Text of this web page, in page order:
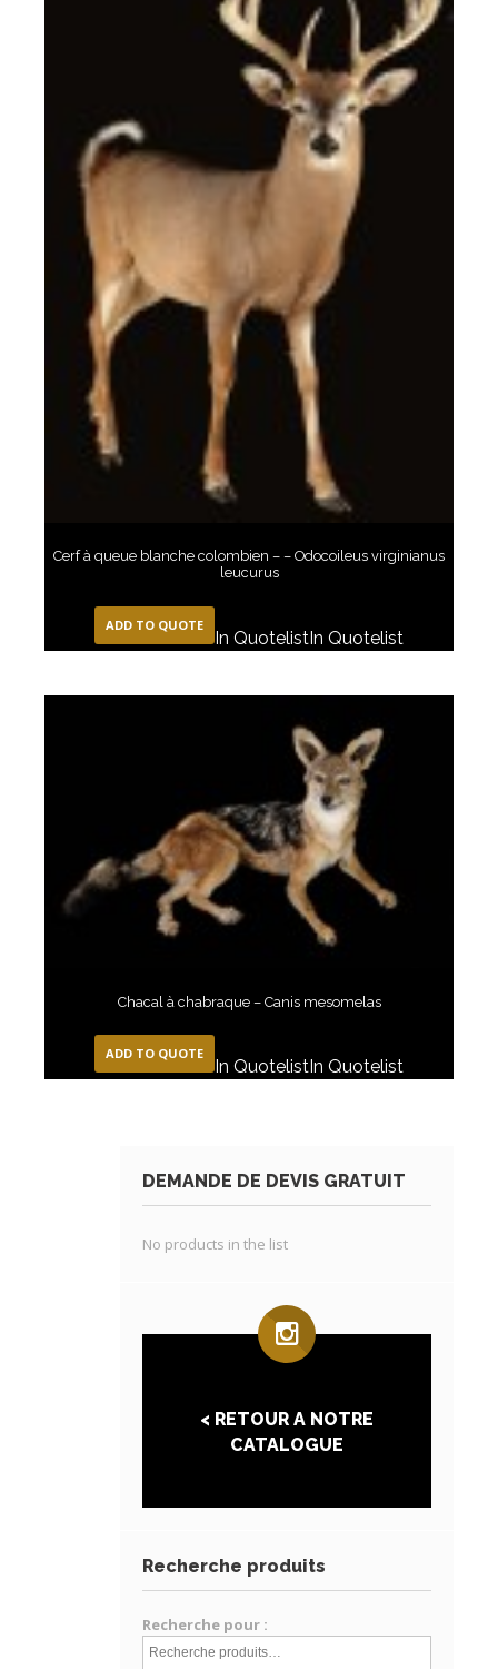
Cerf à queue blanche colombien – – Odocoileus virginianus
leucurus
ADD TO QUOTE
In QuotelistIn Quotelist
Chacal à chabraque – Canis mesomelas
ADD TO QUOTE
In QuotelistIn Quotelist
DEMANDE DE DEVIS GRATUIT
No products in the list
< RETOUR A NOTRE
CATALOGUE
Recherche produits
Recherche pour :